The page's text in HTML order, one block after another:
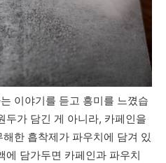
이야기를 듣고 흥미를 느꼈습
두가 담긴 게 아니라, 카페인을
한 흡착제가 파우치에 담겨 있
에 담가두면 카페인과 파우치